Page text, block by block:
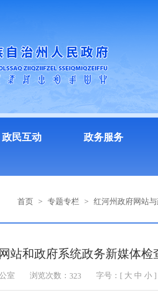
政民互动 政务服务
首页 > 专题专栏 > 红河州政府网站
站和政府系统政务新媒体检
室 浏览次数： 323 字号：[ 大 中 小 ]